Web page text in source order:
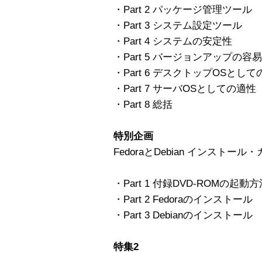
・Part 2 パッケージ管理ツール
・Part 3 システム設定ツール
・Part 4 システムの安定性
・Part 5 バージョンアップの容
・Part 6 デスクトップOSとして
・Part 7 サーバOSとしての適性
・Part 8 総括
特別企画
FedoraとDebian インストール・
・Part 1 付録DVD-ROMの起動方
・Part 2 Fedoraのインストール
・Part 3 Debianのインストール
特集2